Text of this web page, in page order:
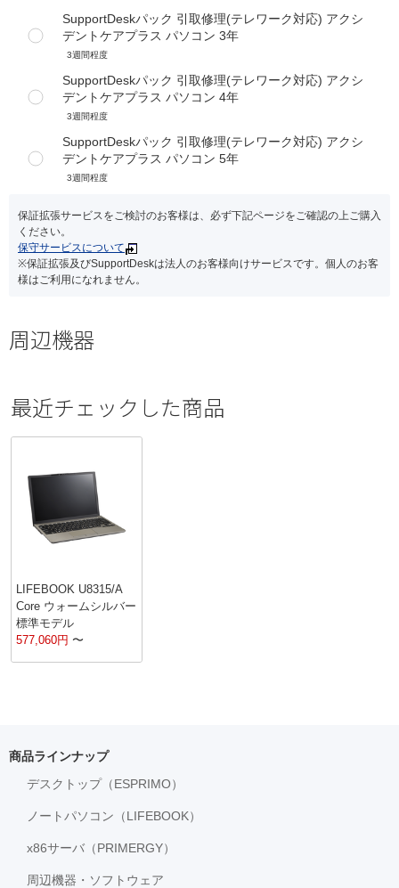
SupportDeskパック 引取修理(テレワーク対応) アクシ
デントケアプラス パソコン 3年
3週間程度
SupportDeskパック 引取修理(テレワーク対応) アクシ
デントケアプラス パソコン 4年
3週間程度
SupportDeskパック 引取修理(テレワーク対応) アクシ
デントケアプラス パソコン 5年
3週間程度
保証拡張サービスをご検討のお客様は、必ず下記ページをご確認の上ご購入
ください。
保守サービスについて
※保証拡張及びSupportDeskは法人のお客様向けサービスです。個人のお客
様はご利用になれません。
周辺機器
最近チェックした商品
LIFEBOOK U8315/A
Core ウォームシルバー
標準モデル
577,060円 〜
商品ラインナップ
デスクトップ（ESPRIMO）
ノートパソコン（LIFEBOOK）
x86サーバ（PRIMERGY）
周辺機器・ソフトウェア